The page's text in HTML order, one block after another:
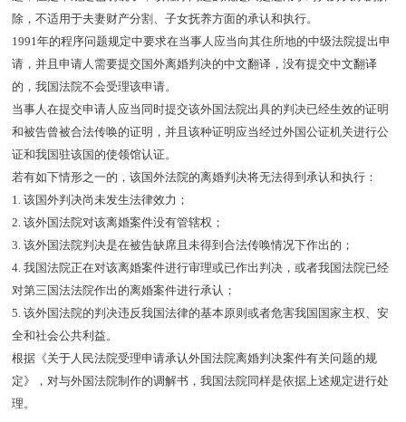
除，不适用于夫妻财产分割、子女抚养方面的承认和执行。
1991年的程序问题规定中要求在当事人应当向其住所地的中级法院提出申
请，并且申请人需要提交国外离婚判决的中文翻译，没有提交中文翻译
的，我国法院不会受理该申请。
当事人在提交申请人应当同时提交该外国法院出具的判决已经生效的证明
和被告曾被合法传唤的证明，并且该种证明应当经过外国公证机关进行公
证和我国驻该国的使领馆认证。
若有如下情形之一的，该国外法院的离婚判决将无法得到承认和执行：
1. 该国外判决尚未发生法律效力；
2. 该外国法院对该离婚案件没有管辖权；
3. 该外国法院判决是在被告缺席且未得到合法传唤情况下作出的；
4. 我国法院正在对该离婚案件进行审理或已作出判决，或者我国法院已经
对第三国法法院作出的离婚案件进行承认；
5. 该外国法院的判决违反我国法律的基本原则或者危害我国国家主权、安
全和社会公共利益。
根据《关于人民法院受理申请承认外国法院离婚判决案件有关问题的规
定》，对与外国法院制作的调解书，我国法院同样是依据上述规定进行处
理。